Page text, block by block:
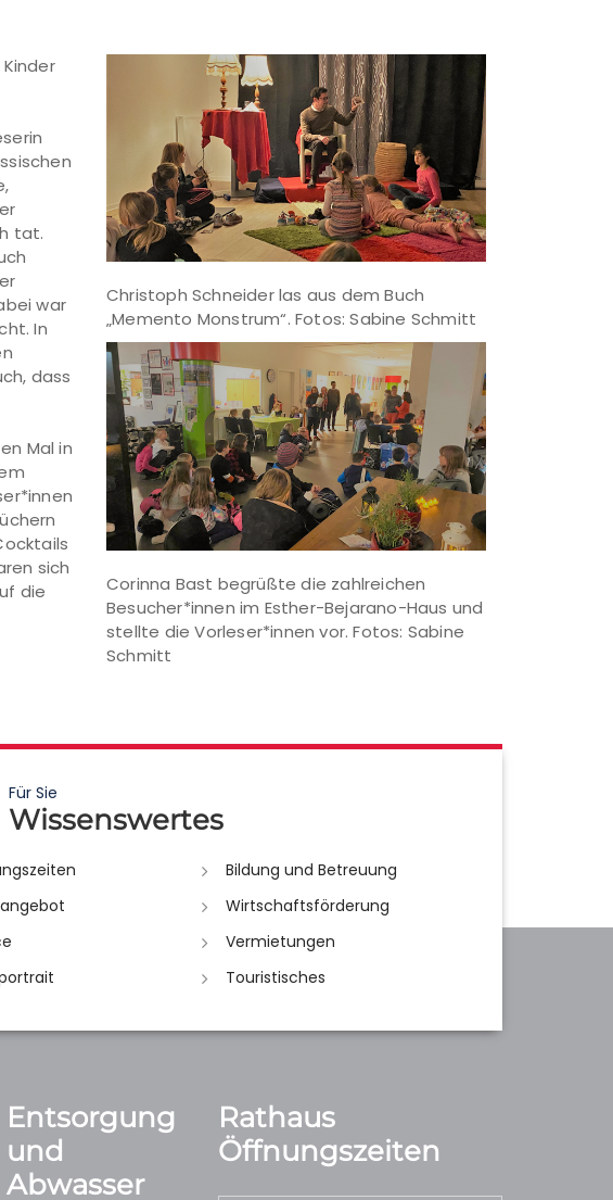
tat.
war
In
dass
Mal in
sich
die
Christoph Schneider las aus dem Buch
„Memento Monstrum“. Fotos: Sabine Schmitt
Corinna Bast begrüßte die zahlreichen
Besucher*innen im Esther-Bejarano-Haus und
stellte die Vorleser*innen vor. Fotos: Sabine
Schmitt
Für Sie
Wissenswertes
Bildung und Betreuung
Wirtschaftsförderung
Vermietungen
Touristisches
Entsorgung
und
Abwasser
Rathaus
Öffnungszeiten